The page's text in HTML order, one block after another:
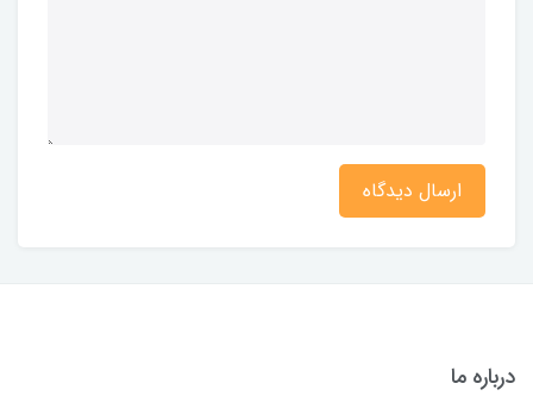
ارسال دیدگاه
درباره ما